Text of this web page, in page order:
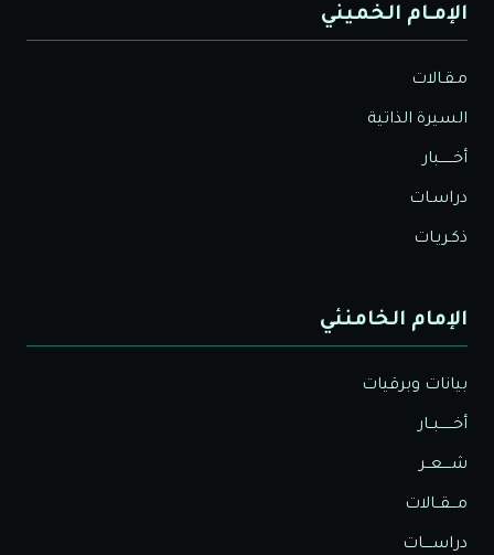
الإمـام الخميني
مـقـالات
السيرة الذاتية
أخــــــبار
دراسـات
ذكـريـات
الإمام الخامنئي
بيانات وبرقيات
أخــــــبــار
شــــعــر
مـــقــالات
دراســــات